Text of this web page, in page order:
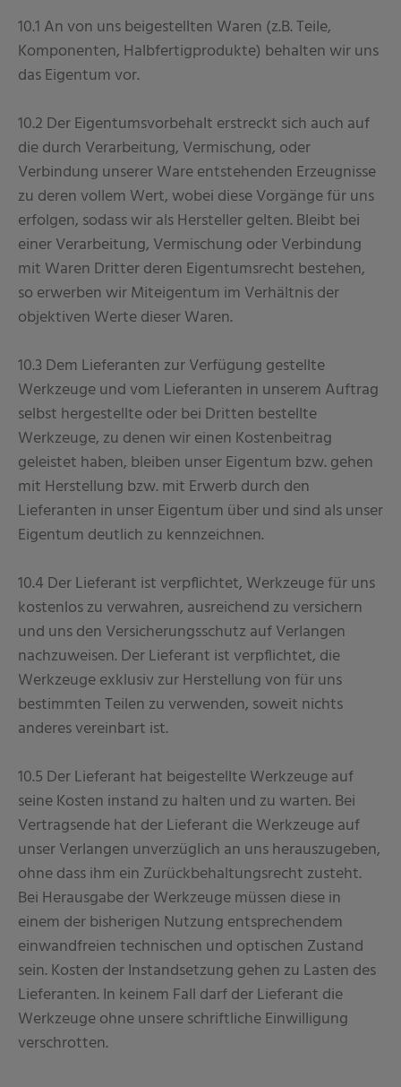
10.1 An von uns beigestellten Waren (z.B. Teile,
Komponenten, Halbfertigprodukte) behalten wir uns
das Eigentum vor.
10.2 Der Eigentumsvorbehalt erstreckt sich auch auf
die durch Verarbeitung, Vermischung, oder
Verbindung unserer Ware entstehenden Erzeugnisse
zu deren vollem Wert, wobei diese Vorgänge für uns
erfolgen, sodass wir als Hersteller gelten. Bleibt bei
einer Verarbeitung, Vermischung oder Verbindung
mit Waren Dritter deren Eigentumsrecht bestehen,
so erwerben wir Miteigentum im Verhältnis der
objektiven Werte dieser Waren.
10.3 Dem Lieferanten zur Verfügung gestellte
Werkzeuge und vom Lieferanten in unserem Auftrag
selbst hergestellte oder bei Dritten bestellte
Werkzeuge, zu denen wir einen Kostenbeitrag
geleistet haben, bleiben unser Eigentum bzw. gehen
mit Herstellung bzw. mit Erwerb durch den
Lieferanten in unser Eigentum über und sind als unser
Eigentum deutlich zu kennzeichnen.
10.4 Der Lieferant ist verpflichtet, Werkzeuge für uns
kostenlos zu verwahren, ausreichend zu versichern
und uns den Versicherungsschutz auf Verlangen
nachzuweisen. Der Lieferant ist verpflichtet, die
Werkzeuge exklusiv zur Herstellung von für uns
bestimmten Teilen zu verwenden, soweit nichts
anderes vereinbart ist.
10.5 Der Lieferant hat beigestellte Werkzeuge auf
seine Kosten instand zu halten und zu warten. Bei
Vertragsende hat der Lieferant die Werkzeuge auf
unser Verlangen unverzüglich an uns herauszugeben,
ohne dass ihm ein Zurückbehaltungsrecht zusteht.
Bei Herausgabe der Werkzeuge müssen diese in
einem der bisherigen Nutzung entsprechendem
einwandfreien technischen und optischen Zustand
sein. Kosten der Instandsetzung gehen zu Lasten des
Lieferanten. In keinem Fall darf der Lieferant die
Werkzeuge ohne unsere schriftliche Einwilligung
verschrotten.